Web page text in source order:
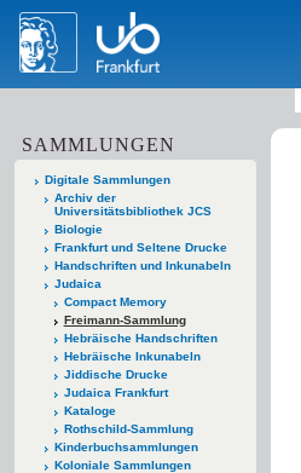
SAMMLUNGEN
Digitale Sammlungen
Archiv der
Universitätsbibliothek JCS
Biologie
Frankfurt und Seltene Drucke
Handschriften und Inkunabeln
Judaica
Compact Memory
Freimann-Sammlung
Hebräische Handschriften
Hebräische Inkunabeln
Jiddische Drucke
Judaica Frankfurt
Kataloge
Rothschild-Sammlung
Kinderbuchsammlungen
Koloniale Sammlungen